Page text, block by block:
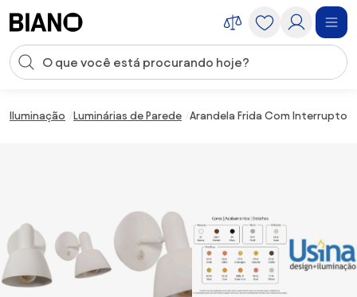
Entrada de pesquisa
Iluminação Luminárias de Parede Arandela Frida Com Interruptor